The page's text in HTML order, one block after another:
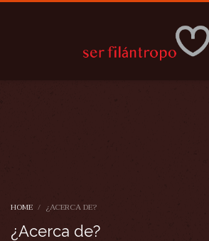
HOME ¿ACERCA DE?
¿Acerca de?